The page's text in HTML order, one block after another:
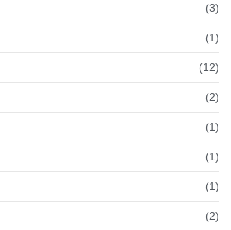
(3)
(1)
(12)
(2)
(1)
(1)
(1)
(2)